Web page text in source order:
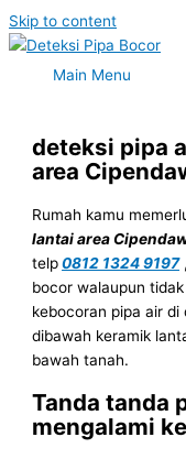
Skip to content
Main Menu
deteksi pipa
area
Rumah kamu
lantai area
telp0812 1324 9197
bocor walaupun
kebocoran pipa air
dibawah keramik
bawah tanah.
Tanda tanda
mengalami